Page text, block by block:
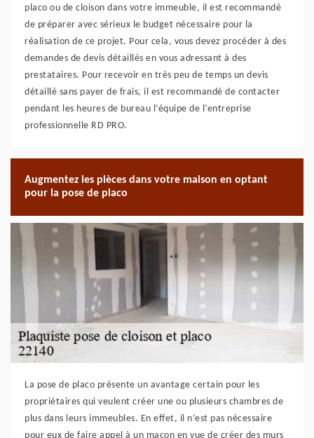
placo ou de cloison dans votre immeuble, il est recommandé
de préparer avec sérieux le budget nécessaire pour la
réalisation de ce projet. Pour cela, vous devez procéder à des
demandes de devis détaillés en vous adressant à des
prestataires. Pour recevoir en très peu de temps un devis
détaillé sans payer de frais, il est recommandé de contacter
pendant les heures de bureau l’équipe de l’entreprise
professionnelle RD PRO.
Augmentez les pièces dans votre maison en optant
pour la pose de placo
La pose de placo présente un avantage certain pour les
propriétaires qui veulent créer une ou plusieurs chambres de
plus dans leurs immeubles. En effet, il n’est pas nécessaire
pour eux de faire appel à un maçon en vue de créer des murs